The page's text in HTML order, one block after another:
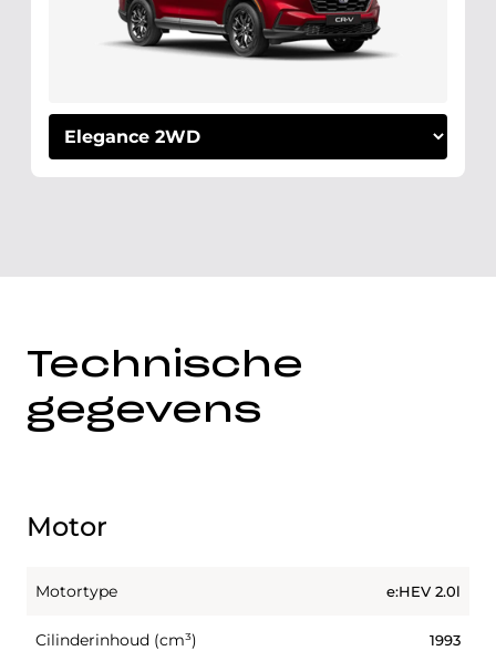
Technische
gegevens
Motor
Motortype e:HEV 2.0l
Cilinderinhoud (cm³) 1993